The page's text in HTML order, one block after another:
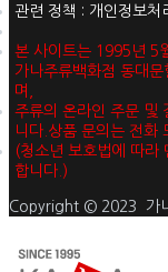
관련 정책 : 개인정보처
본 사이트는 1995년 5
가나주류백화점 동대문
며,
주류의 온라인 주문 및
니다.상품 문의는 전화
(청소년 보호법에 따라
합니다.)
Copyright © 2023 가나